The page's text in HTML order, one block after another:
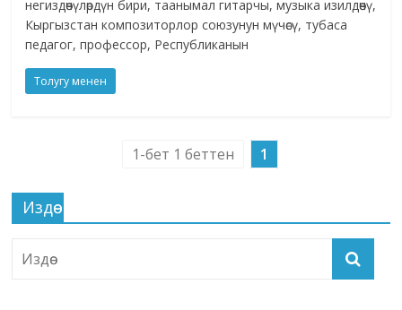
негиздөөчүлөрдүн бири, таанымал гитарчы, музыка изилдөөчү,
Кыргызстан композиторлор союзунун мүчөсү, тубаса
педагог, профессор, Республиканын
Толугу менен
1-бет 1 беттен 1
Издөө